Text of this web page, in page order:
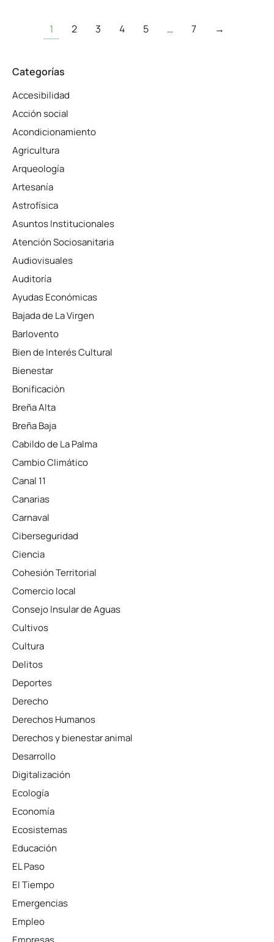
1 2 3 4 5 … 7 →
Categorías
Accesibilidad
Acción social
Acondicionamiento
Agricultura
Arqueología
Artesanía
Astrofísica
Asuntos Institucionales
Atención Sociosanitaria
Audiovisuales
Auditoría
Ayudas Económicas
Bajada de La Virgen
Barlovento
Bien de Interés Cultural
Bienestar
Bonificación
Breña Alta
Breña Baja
Cabildo de La Palma
Cambio Climático
Canal 11
Canarias
Carnaval
Ciberseguridad
Ciencia
Cohesión Territorial
Comercio local
Consejo Insular de Aguas
Cultivos
Cultura
Delitos
Deportes
Derecho
Derechos Humanos
Derechos y bienestar animal
Desarrollo
Digitalización
Ecología
Economía
Ecosistemas
Educación
EL Paso
El Tiempo
Emergencias
Empleo